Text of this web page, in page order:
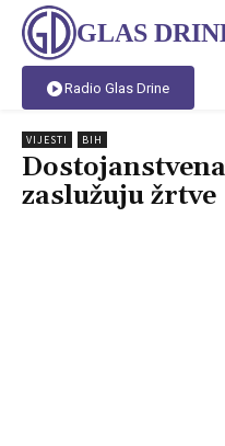
GLAS
Radio Glas Drine
VIJESTI BIH
zaslužuju žrtve